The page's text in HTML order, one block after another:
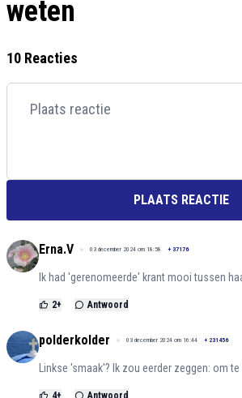
weten
10 Reacties
PLAATS REACTIE
Erna.V 03 december 2024 om 18:58 + 37176
Ik had 'gerenomeerde' krant mooi tussen
2+ Antwoord
polderkolder 03 december 2024 om 16:44 + 231456
Linkse 'smaak'? Ik zou eerder zeggen: om te
4+ Antwoord